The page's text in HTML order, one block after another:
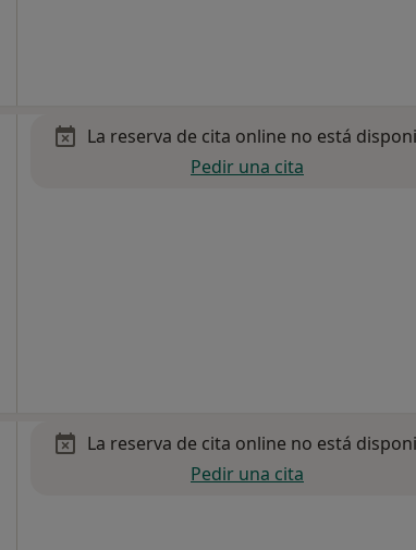
La reserva de cita online no está
Pedir una cita
La reserva de cita online no está
Pedir una cita